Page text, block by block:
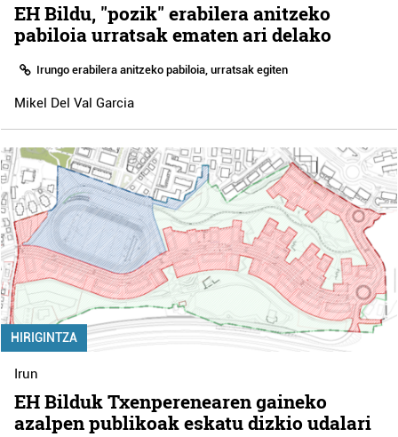
EH Bildu, "pozik" erabilera anitzeko
pabiloia urratsak ematen ari delako
Irungo erabilera anitzeko pabiloia, urratsak egiten
Mikel Del Val Garcia
HIRIGINTZA
Irun
EH Bilduk Txenperenearen gaineko
azalpen publikoak eskatu dizkio udalari